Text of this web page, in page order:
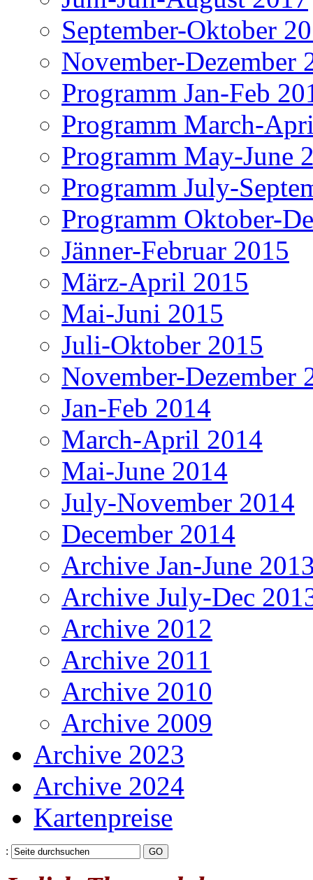
September-Oktober
November-Dezember
Programm Jan-Feb
Programm March-
Programm May-June
Programm July-
Programm Oktober-
Jänner-Februar 2015
März-April 2015
Mai-Juni 2015
Juli-Oktober 2015
November-Dezember
Jan-Feb 2014
March-April 2014
Mai-June 2014
July-November 2014
December 2014
Archive Jan-June
Archive July-Dec
Archive 2012
Archive 2011
Archive 2010
Archive 2009
Archive 2023
Archive 2024
Kartenpreise
: